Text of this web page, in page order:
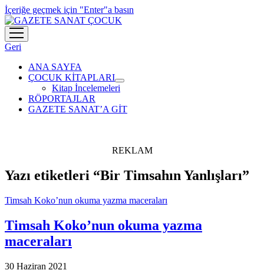
İçeriğe geçmek için "Enter"a basın
menüyü
aç
Geri
ANA SAYFA
ÇOCUK KİTAPLARI
menüyü
aç
Kitap İncelemeleri
RÖPORTAJLAR
GAZETE SANAT’A GİT
REKLAM
Yazı etiketleri “Bir Timsahın Yanlışları”
Timsah Koko’nun okuma yazma maceraları
Timsah Koko’nun okuma yazma
maceraları
30 Haziran 2021